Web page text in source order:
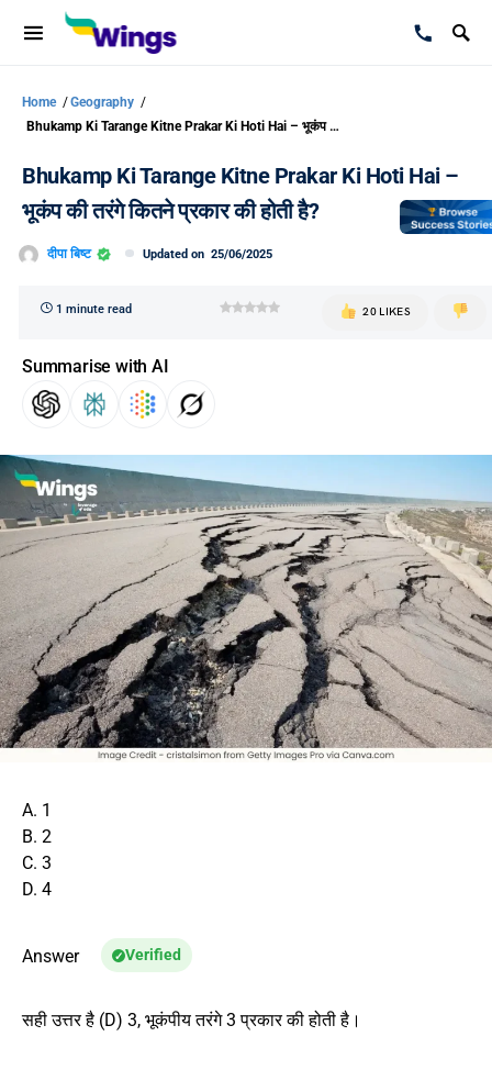
Home /Geography /
Bhukamp Ki Tarange Kitne Prakar Ki Hoti Hai – भूकंप की तरंगे कितने प्रकार की होती है?
Bhukamp Ki Tarange Kitne Prakar Ki Hoti Hai –
भूकंप की तरंगे कितने प्रकार की होती है?
दीपा बिष्ट Updated on 25/06/2025
1 minute read 20 LIKES
Summarise with AI
A. 1
B. 2
C. 3
D. 4
Answer Verified
सही उत्तर है (D) 3, भूकंपीय तरंगे 3 प्रकार की होती है।